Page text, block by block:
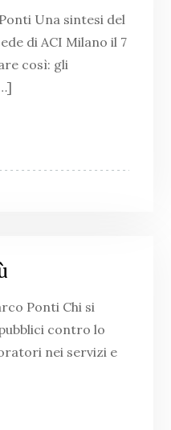
Una sintesi del
di ACI Milano il 7
così: gli
Ponti Chi si
contro lo
nei servizi e